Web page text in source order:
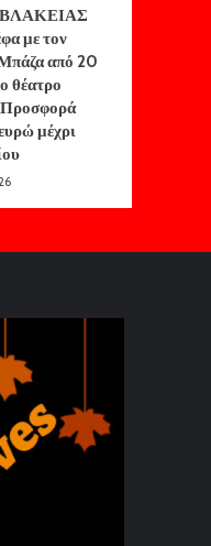
με τον
από 20
θέατρο
μέχρι